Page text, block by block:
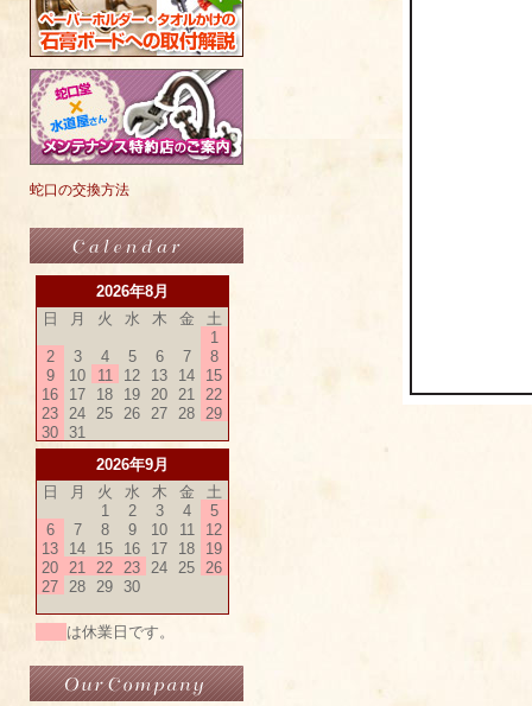
蛇口の交換方法
2026年8月
日
月 火 水 木 金
土
1
2
3 4 5 6 7
8
9
10 11 12 13 14
15
16
17 18 19 20 21
22
23
24 25 26 27 28
29
30
31
2026年9月
日
月 火 水 木 金
土
1
2 3 4
5
6
7 8 9 10 11
12
13
14 15 16 17 18
19
20
21 22 23 24 25
26
27
28 29 30
は休業日です。